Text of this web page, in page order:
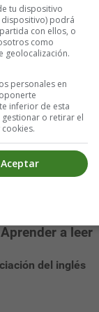
a leer
del inglés
tu dispositivo
podrá
con ellos, o
como
geolocalización.
personales en
inferior de esta
gestionar o retirar el
Aceptar